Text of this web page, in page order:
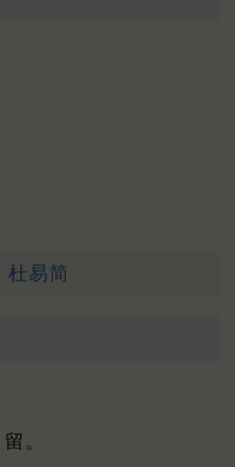
杜易简
留。